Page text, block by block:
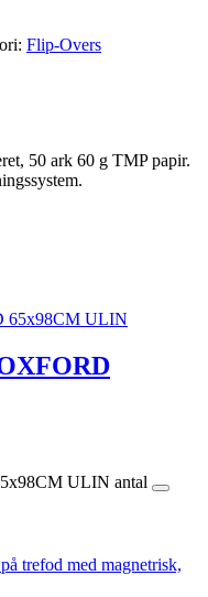
Flip-Overs
50 ark 60 g TMP papir.
ULIN antal